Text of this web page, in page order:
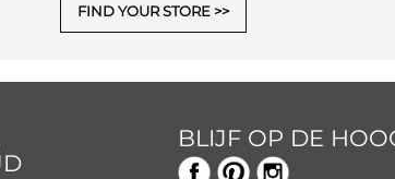
FIND YOUR STORE
BLIJF OP DE